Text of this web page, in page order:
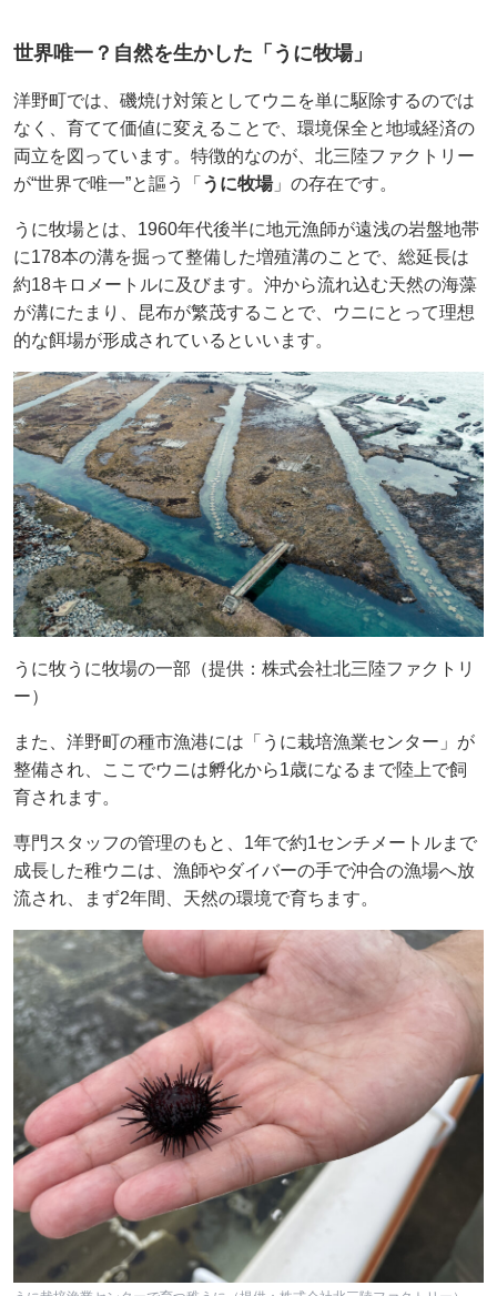
世界唯一？自然を生かした「うに牧場」
洋野町では、磯焼け対策としてウニを単に駆除するのでは
なく、育てて価値に変えることで、環境保全と地域経済の
両立を図っています。特徴的なのが、北三陸ファクトリー
が“世界で唯一”と謳う「 うに牧場」の存在です。
うに牧場とは、1960年代後半に地元漁師が遠浅の岩盤地帯
に178本の溝を掘って整備した増殖溝のことで、総延長は
約18キロメートルに及びます。沖から流れ込む天然の海藻
が溝にたまり、昆布が繁茂することで、ウニにとって理想
的な餌場が形成されているといいます。
うに牧うに牧場の一部（提供：株式会社北三陸ファクトリ
ー）
また、洋野町の種市漁港には「うに栽培漁業センター」が
整備され、ここでウニは孵化から1歳になるまで陸上で飼
育されます。
専門スタッフの管理のもと、1年で約1センチメートルまで
成長した稚ウニは、漁師やダイバーの手で沖合の漁場へ放
流され、まず2年間、天然の環境で育ちます。